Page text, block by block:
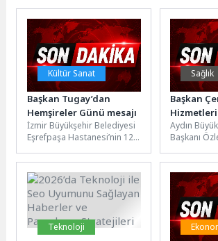
temizlik çalışmalarını büyük
bir titizlikle aralıksız...
Belediyesi,
tüm
Kültür Sanat
Başkan Tugay’dan
Hemşireler Günü mesajı
İzmir Büyükşehir Belediyesi
Eşrefpaşa Hastanesi’nin 12
kapsamında düzenlediği
“Geçmişten Geleceğe
Hemşirelik: Kimlik,...
Sağlık
Başkan
Yüzlerce
Ulaştırıyor
Aydın
Başkanı
Diş Sağlığı
ücretsiz
Teknoloji